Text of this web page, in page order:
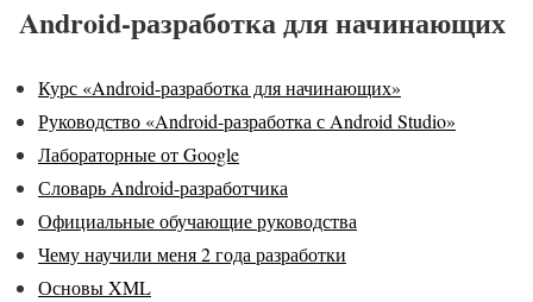
Android-разработка для начинающих
Курс «Android-разработка для начинающих»
Руководство «Android-разработка с Android Studio»
Лабораторные от Google
Словарь Android-разработчика
Официальные обучающие руководства
Чему научили меня 2 года разработки
Основы XML